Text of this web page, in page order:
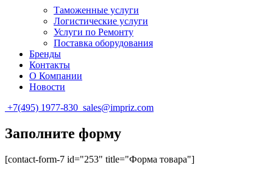
Таможенные услуги
Логистические услуги
Услуги по Ремонту
Поставка оборудования
Бренды
Контакты
О Компании
Новости
+7(495) 1977-830 sales@impriz.com
Заполните форму
[contact-form-7 id="253" title="Форма товара"]